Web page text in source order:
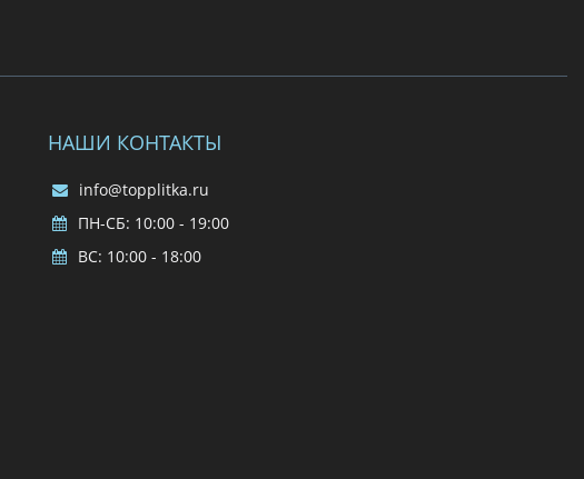
НАШИ КОНТАКТЫ
info@topplitka.ru
ПН-СБ: 10:00 - 19:00
ВС: 10:00 - 18:00